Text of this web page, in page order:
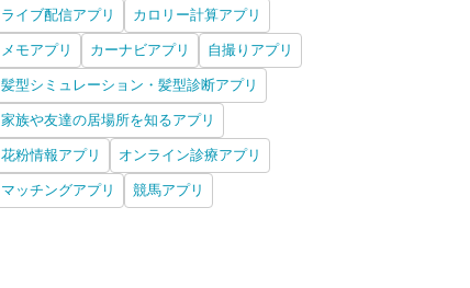
ライブ配信アプリ カロリー計算アプリ
メモアプリ カーナビアプリ 自撮りアプリ
髪型シミュレーション・髪型診断アプリ
家族や友達の居場所を知るアプリ
花粉情報アプリ オンライン診療アプリ
マッチングアプリ 競馬アプリ